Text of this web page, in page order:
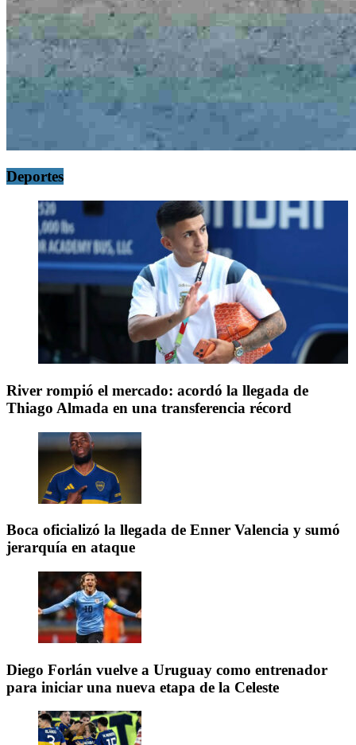
Deportes
River rompió el mercado: acordó la llegada de
Thiago Almada en una transferencia récord
Boca oficializó la llegada de Enner Valencia y sumó
jerarquía en ataque
Diego Forlán vuelve a Uruguay como entrenador
para iniciar una nueva etapa de la Celeste